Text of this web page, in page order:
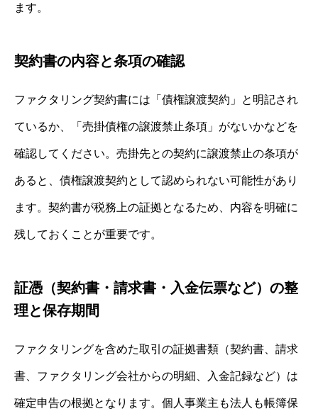
ます。
契約書の内容と条項の確認
ファクタリング契約書には「債権譲渡契約」と明記され
ているか、「売掛債権の譲渡禁止条項」がないかなどを
確認してください。売掛先との契約に譲渡禁止の条項が
あると、債権譲渡契約として認められない可能性があり
ます。契約書が税務上の証拠となるため、内容を明確に
残しておくことが重要です。
証憑（契約書・請求書・入金伝票など）の整
理と保存期間
ファクタリングを含めた取引の証拠書類（契約書、請求
書、ファクタリング会社からの明細、入金記録など）は
確定申告の根拠となります。個人事業主も法人も帳簿保